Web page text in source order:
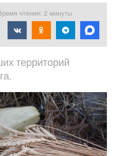
чтения: 2 минуты
территорий